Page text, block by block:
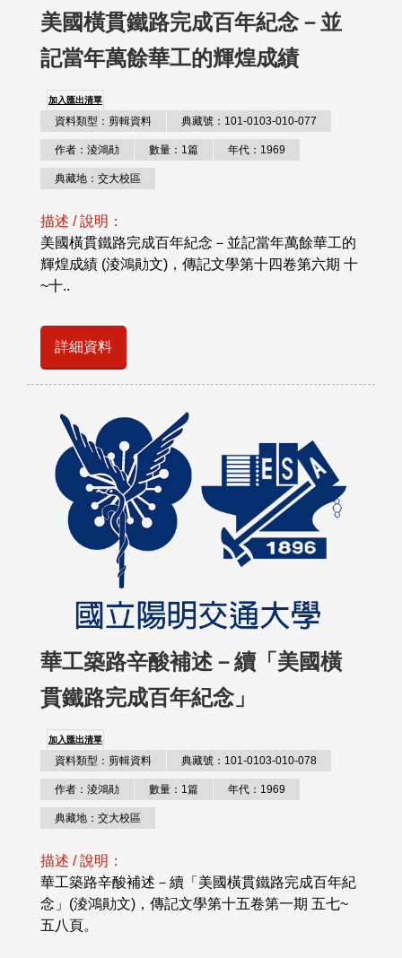
美國橫貫鐵路完成百年紀念－並
記當年萬餘華工的輝煌成績
加入匯出清單
資料類型：剪輯資料 典藏號：101-0103-010-077
作者：淩鴻勛 數量：1篇 年代：1969
典藏地：交大校區
描述 / 說明：
美國橫貫鐵路完成百年紀念－並記當年萬餘華工的
輝煌成績 (淩鴻勛文)，傳記文學第十四卷第六期 十
~十..
詳細資料
華工築路辛酸補述－續「美國橫
貫鐵路完成百年紀念」
加入匯出清單
資料類型：剪輯資料 典藏號：101-0103-010-078
作者：淩鴻勛 數量：1篇 年代：1969
典藏地：交大校區
描述 / 說明：
華工築路辛酸補述－續「美國橫貫鐵路完成百年紀
念」(淩鴻勛文)，傳記文學第十五卷第一期 五七~
五八頁。